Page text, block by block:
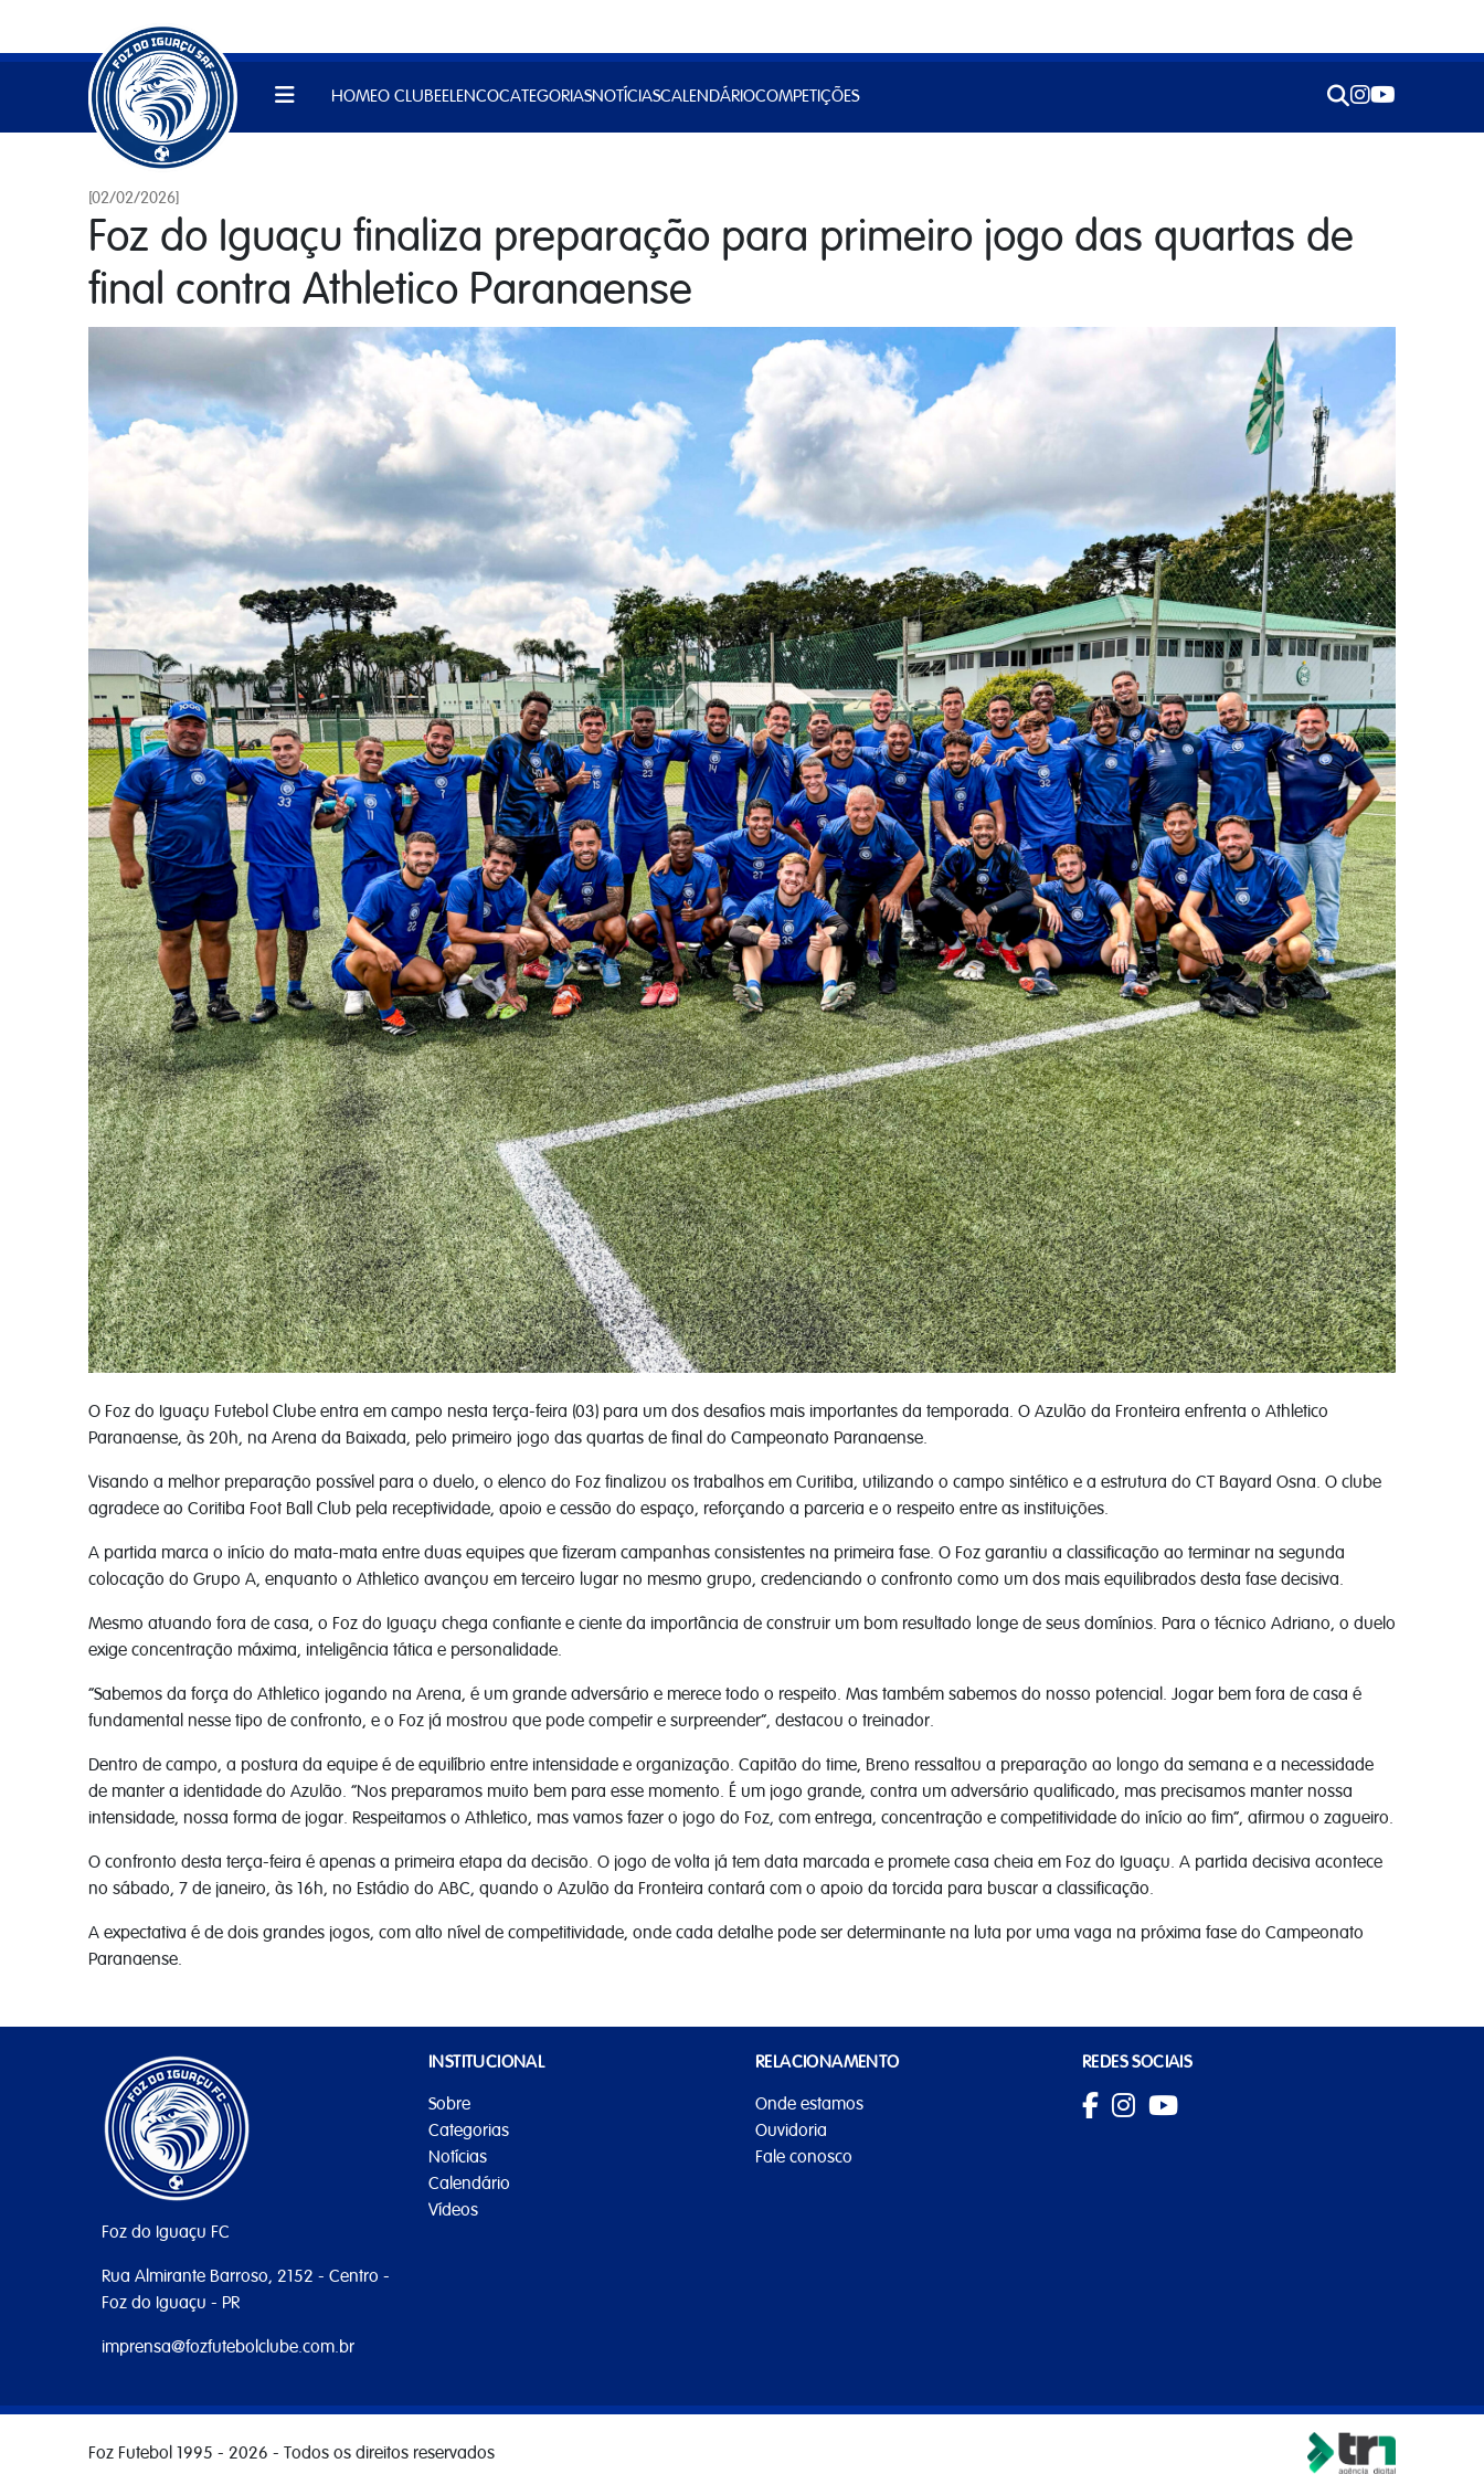
HOMEO CLUBEELENCOCATEGORIASNOTÍCIASCALENDÁRIOCOMPETIÇÕES
[02/02/2026]
Foz do Iguaçu finaliza preparação para primeiro jogo das quartas de
final contra Athletico Paranaense
O Foz do Iguaçu Futebol Clube entra em campo nesta terça-feira (03) para um dos desafios mais importantes da temporada. O Azulão da Fronteira enfrenta o Athletico
Paranaense, às 20h, na Arena da Baixada, pelo primeiro jogo das quartas de final do Campeonato Paranaense.
Visando a melhor preparação possível para o duelo, o elenco do Foz finalizou os trabalhos em Curitiba, utilizando o campo sintético e a estrutura do CT Bayard Osna. O clube
agradece ao Coritiba Foot Ball Club pela receptividade, apoio e cessão do espaço, reforçando a parceria e o respeito entre as instituições.
A partida marca o início do mata-mata entre duas equipes que fizeram campanhas consistentes na primeira fase. O Foz garantiu a classificação ao terminar na segunda
colocação do Grupo A, enquanto o Athletico avançou em terceiro lugar no mesmo grupo, credenciando o confronto como um dos mais equilibrados desta fase decisiva.
Mesmo atuando fora de casa, o Foz do Iguaçu chega confiante e ciente da importância de construir um bom resultado longe de seus domínios. Para o técnico Adriano, o duelo
exige concentração máxima, inteligência tática e personalidade.
“Sabemos da força do Athletico jogando na Arena, é um grande adversário e merece todo o respeito. Mas também sabemos do nosso potencial. Jogar bem fora de casa é
fundamental nesse tipo de confronto, e o Foz já mostrou que pode competir e surpreender”, destacou o treinador.
Dentro de campo, a postura da equipe é de equilíbrio entre intensidade e organização. Capitão do time, Breno ressaltou a preparação ao longo da semana e a necessidade
de manter a identidade do Azulão. “Nos preparamos muito bem para esse momento. É um jogo grande, contra um adversário qualificado, mas precisamos manter nossa
intensidade, nossa forma de jogar. Respeitamos o Athletico, mas vamos fazer o jogo do Foz, com entrega, concentração e competitividade do início ao fim”, afirmou o zagueiro.
O confronto desta terça-feira é apenas a primeira etapa da decisão. O jogo de volta já tem data marcada e promete casa cheia em Foz do Iguaçu. A partida decisiva acontece
no sábado, 7 de janeiro, às 16h, no Estádio do ABC, quando o Azulão da Fronteira contará com o apoio da torcida para buscar a classificação.
A expectativa é de dois grandes jogos, com alto nível de competitividade, onde cada detalhe pode ser determinante na luta por uma vaga na próxima fase do Campeonato
Paranaense.
Foz do Iguaçu FC
Rua Almirante Barroso, 2152 - Centro -
Foz do Iguaçu - PR
imprensa@fozfutebolclube.com.br
INSTITUCIONAL
Sobre
Categorias
Notícias
Calendário
Vídeos
RELACIONAMENTO
Onde estamos
Ouvidoria
Fale conosco
REDES SOCIAIS
Foz Futebol 1995 - 2026 - Todos os direitos reservados